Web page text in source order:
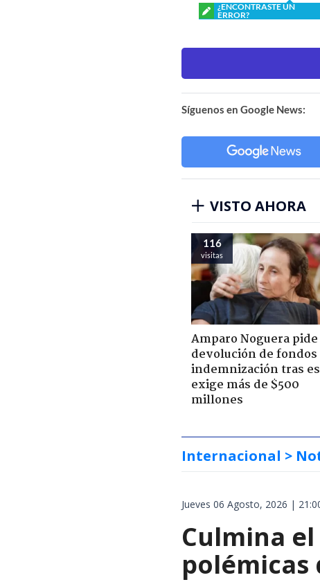
¿ENCONTRASTE UN
ERROR?
Síguenos en Google News:
VISTO AHORA
116
visitas
Amparo Noguera pide
devolución de fondos
indemnización tras
exige más de $500
millones
Internacional >
Jueves 06 Agosto, 2026 |
Culmina
polémicas